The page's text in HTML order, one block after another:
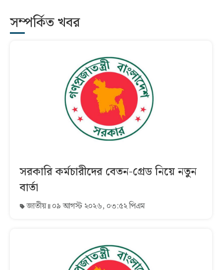
সম্পর্কিত খবর
সরকারি কর্মচারীদের বেতন-গ্রেড নিয়ে নতুন
বার্তা
জাতীয় ০৯ আগস্ট ২০২৬, ০৩:৫২ পিএম